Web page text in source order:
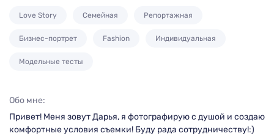
Love Story Семейная Репортажная
Бизнес-портрет Fashion Индивидуальная
Модельные тесты
Обо мне:
Привет! Меня зовут Дарья, я фотографирую с душой и создаю
комфортные условия съемки! Буду рада сотрудничеству!:)